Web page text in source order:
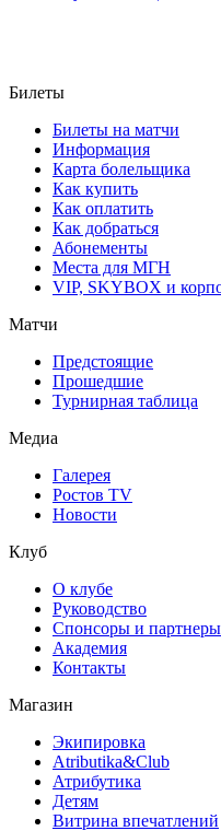
Билеты
Билеты на матчи
Информация
Карта болельщика
Как купить
Как оплатить
Как добраться
Абонементы
Места для МГН
VIP, SKYBOX и
Матчи
Предстоящие
Прошедшие
Турнирная таблица
Медиа
Галерея
Ростов TV
Новости
Клуб
О клубе
Руководство
Спонсоры и партнеры
Академия
Контакты
Магазин
Экипировка
Atributika&Club
Атрибутика
Детям
Витрина впечатлений